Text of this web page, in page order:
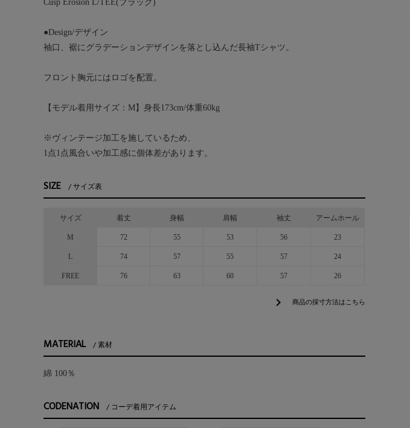
Cusp Erosion L/TEE(ブラック)
●Design/デザイン
袖口、裾にグラデーションデザインを落とし込んだ長袖Tシャツ。
フロント胸元にはロゴを配置。
【モデル着用サイズ：M】身長173cm/体重60kg
※ヴィンテージ加工を施しているため、
1点1点風合いや加工感に個体差があります。
SIZE サイズ表
サイズ 着丈 身幅 肩幅 袖丈 アームホール
M 72 55 53 56 23
L 74 57 55 57 24
FREE 76 63 60 57 26
chevron_right 商品の採寸方法はこちら
MATERIAL 素材
綿 100％
CODENATION コーデ着用アイテム